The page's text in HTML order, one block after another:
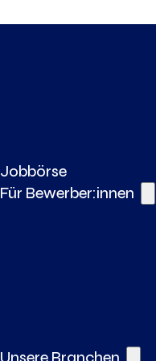
Jobbörse
Für Bewerber:innen